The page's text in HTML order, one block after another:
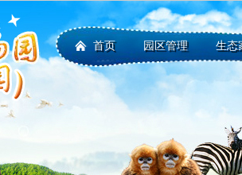
首页 园区管理 生态